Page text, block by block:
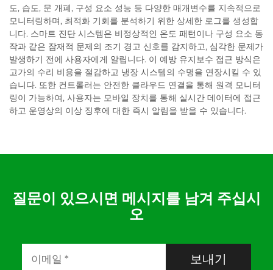
도, 습도, 문 개폐, 구성 요소 성능 등 다양한 매개변수를 지속적으로
모니터링하며, 최적화 기회를 분석하기 위한 상세한 로그를 생성합
니다. 스마트 진단 시스템은 비정상적인 온도 패턴이나 구성 요소 동
작과 같은 잠재적 문제의 조기 경고 신호를 감지하고, 심각한 문제가
발생하기 전에 사용자에게 알립니다. 이 예방 유지보수 접근 방식은
고가의 수리 비용을 절감하고 냉장 시스템의 수명을 연장시킬 수 있
습니다. 또한 컨트롤러는 안전한 클라우드 연결을 통해 원격 모니터
링이 가능하여, 사용자는 모바일 장치를 통해 실시간 데이터에 접근
하고 운영상의 이상 징후에 대한 즉시 알림을 받을 수 있습니다.
질문이 있으시면 메시지를 남겨 주십시
오
보내기